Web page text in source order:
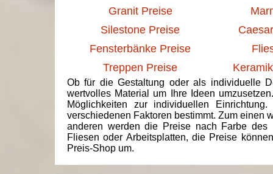
Granit Preise
Silestone Preise
Fensterbänke Preise
Treppen Preise
Ob für die Gestaltung oder als individuelle
wertvolles Material um Ihre Ideen
Möglichkeiten zur individuellen
verschiedenen Faktoren bestimmt. Zum einen
anderen werden die Preise nach Farbe des
Fliesen oder Arbeitsplatten, die Preise
Preis-Shop um.